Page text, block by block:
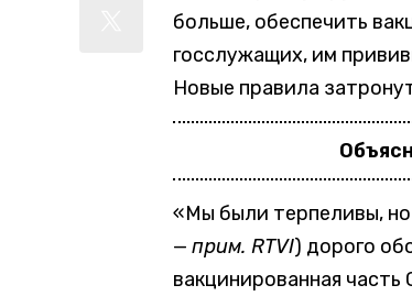
больше, обеспечить
госслужащих, им
Новые правила
«Мы были терпеливы, но
—прим. RTVI) дорого
вакцинированная